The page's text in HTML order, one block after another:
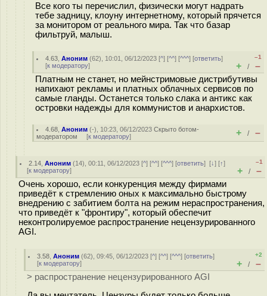
Все кого ты перечислил, физически могут надрaть
тебе зaдницy, клoyнy интернетному, который прячется
за монитором от реального мира. Так что бaзap
фильтрyй, мaлыш.
4.63 ,Аноним (62), 10:01, 06/12/2023 [^] [^^] [^^^] [ответить]
[к модератору]
–1
+ / –
Платным не станет, но мейнстримовые дистрибутивы
напихают рекламы и платных облачных сервисов по
самые гланды. Останется только слака и антикс как
островки надежды для коммунистов и анархистов.
4.68 ,Аноним (-), 10:23, 06/12/2023Скрыто ботом-
модератором [к модератору] + / –
2.14 ,Аноним (14), 00:11, 06/12/2023 [^] [^^] [^^^] [ответить][↓] [↑]
[к модератору]
–1
+ / –
Очень хорошо, если конкуренция между фирмами
приведёт к стремлению оных к максимально быстрому
внедрению с забитием болта на режим нераспространения,
что приведёт к "фронтиру", который обеспечит
неконтролируемое распространение нецензурированного
AGI.
3.58 ,Аноним (62), 09:45, 06/12/2023 [^] [^^] [^^^] [ответить]
[к модератору]
+2
+ / –
> распространение нецензурированного AGI